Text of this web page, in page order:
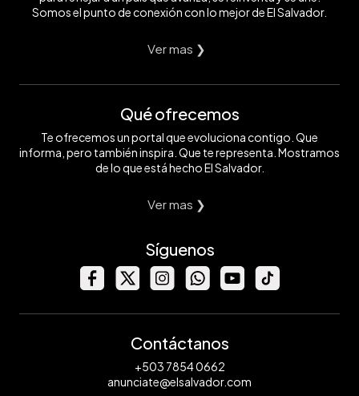
Somos el punto de conexión con lo mejor de El Salvador.
Ver mas ❯
Qué ofrecemos
Te ofrecemos un portal que evoluciona contigo. Que
informa, pero también inspira. Que te representa. Mostramos
de lo que está hecho El Salvador.
Ver mas ❯
Síguenos
Contáctanos
+503 7854 0662
anunciate@elsalvador.com